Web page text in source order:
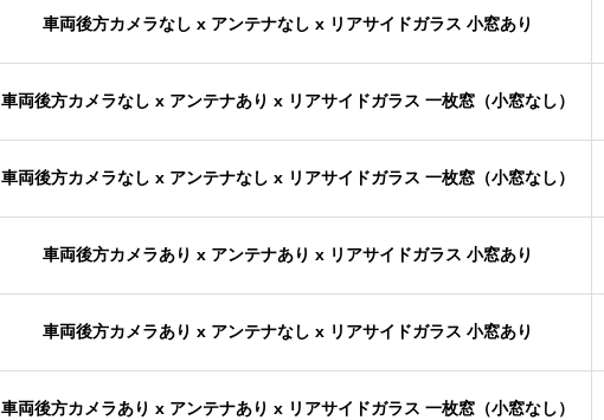
車両後方カメラなし x アンテナなし x リアサイドガラス 小窓あり
車両後方カメラなし x アンテナあり x リアサイドガラス 一枚窓（小窓なし）
車両後方カメラなし x アンテナなし x リアサイドガラス 一枚窓（小窓なし）
車両後方カメラあり x アンテナあり x リアサイドガラス 小窓あり
車両後方カメラあり x アンテナなし x リアサイドガラス 小窓あり
車両後方カメラあり x アンテナあり x リアサイドガラス 一枚窓（小窓なし）